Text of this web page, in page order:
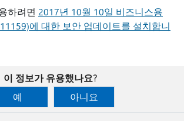
하려면 2017년 10월 10일 비즈니스용
에 대한 보안 업데이트를 설치합니
이 정보가 유용했나요?
예
아니요